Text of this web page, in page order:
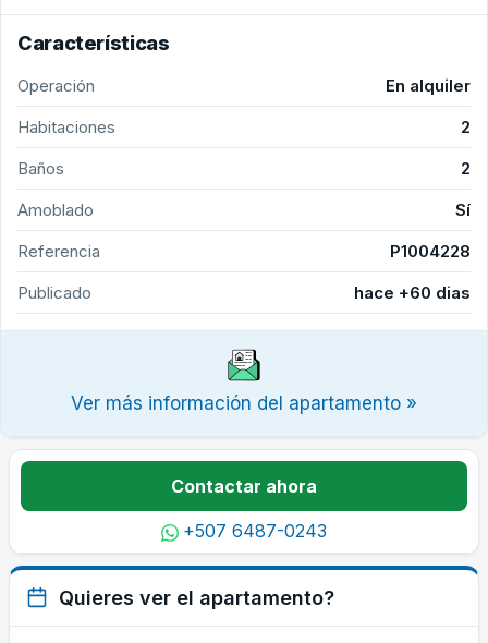
Características
Operación
En alquiler
Habitaciones
2
Baños
2
Amoblado
Sí
Referencia
P1004228
Publicado
hace +60 dias
Ver más información del apartamento »
Contactar ahora
+507 6487-0243
Quieres ver el apartamento?